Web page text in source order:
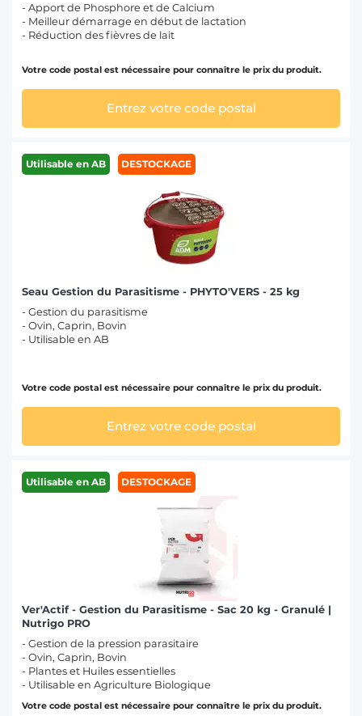
- Apport de Phosphore et de Calcium
- Meilleur démarrage en début de lactation
- Réduction des fièvres de lait
Votre code postal est nécessaire pour connaître le prix du produit.
Entrez votre code postal
Utilisable en AB DESTOCKAGE
Seau Gestion du Parasitisme - PHYTO'VERS - 25 kg
- Gestion du parasitisme
- Ovin, Caprin, Bovin
- Utilisable en AB
Votre code postal est nécessaire pour connaître le prix du produit.
Entrez votre code postal
Utilisable en AB DESTOCKAGE
Ver'Actif - Gestion du Parasitisme - Sac 20 kg - Granulé |
Nutrigo PRO
- Gestion de la pression parasitaire
- Ovin, Caprin, Bovin
- Plantes et Huiles essentielles
- Utilisable en Agriculture Biologique
Votre code postal est nécessaire pour connaître le prix du produit.